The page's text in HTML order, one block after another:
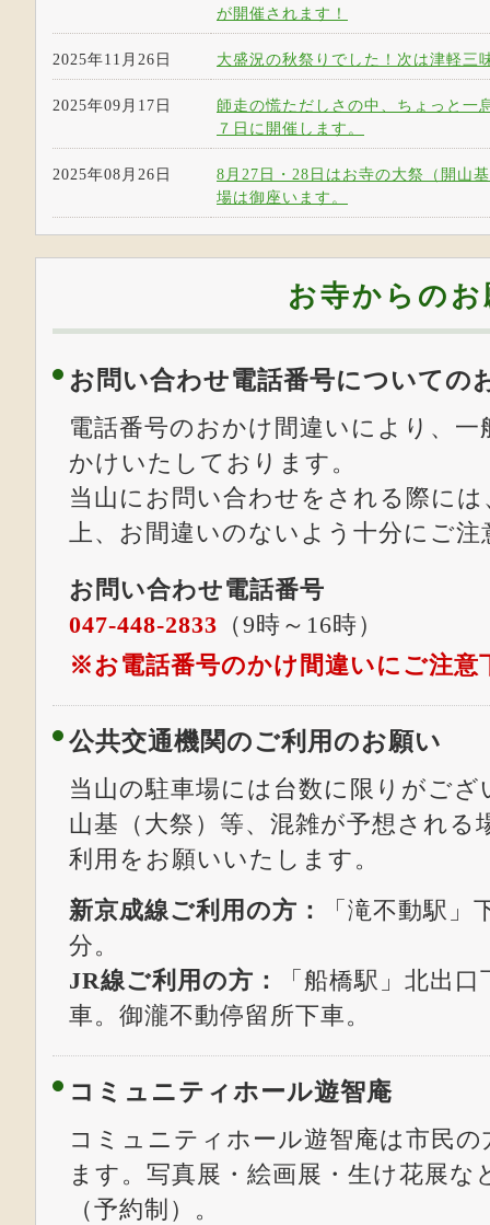
が開催されます！
2025年11月26日 大盛況の秋祭りでした！次は津軽三
2025年09月17日
師走の慌ただしさの中、ちょっと一
７日に開催します。
2025年08月26日
8月27日・28日はお寺の大祭（開山
場は御座います。
お寺からの
お問い合わせ電話番号についての
電話番号のおかけ間違いにより、
かけいたしております。
当山にお問い合わせをされる際に
上、お間違いのないよう十分にご注
お問い合わせ電話番号
047-448-2833 （9時～16時）
※お電話番号のかけ間違いにご注意
公共交通機関のご利用のお願い
当山の駐車場には台数に限りがご
山基（大祭）等、混雑が予想される
利用をお願いいたします。
新京成線ご利用の方：
「滝不動駅」
分。
JR線ご利用の方：
「船橋駅」北出
車。御瀧不動停留所下車。
コミュニティホール遊智庵
コミュニティホール遊智庵は市民
ます。写真展・絵画展・生け花展
（予約制）。